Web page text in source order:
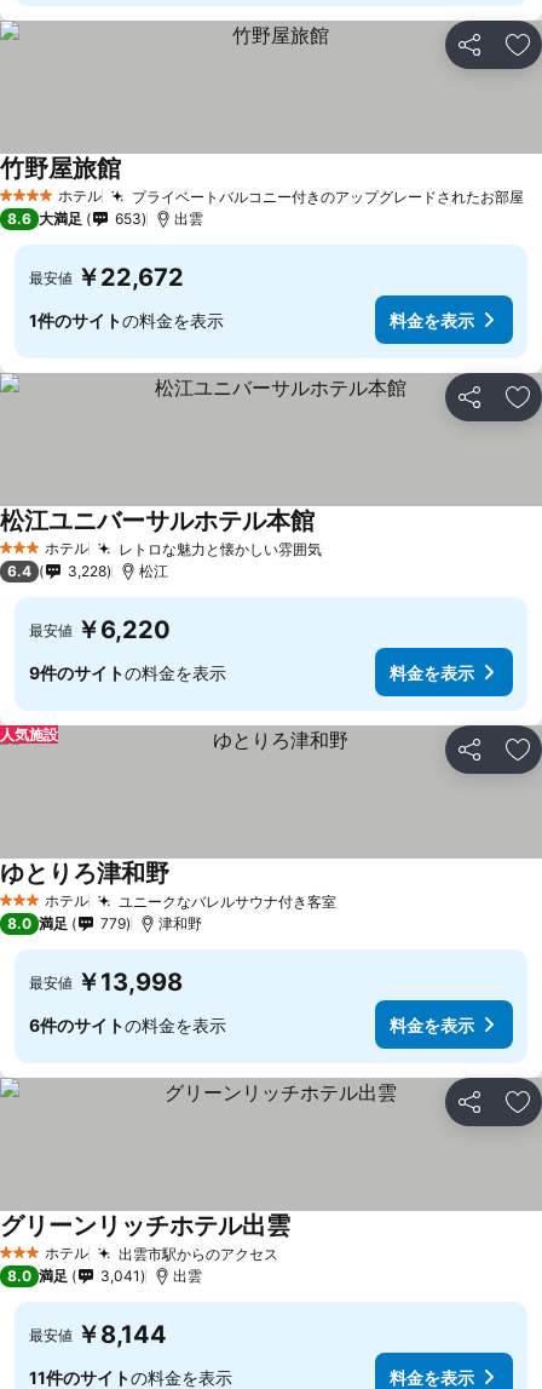
シェア お
4 ホテルのランク
ホテル プライベートバルコニー付きのアップグレードされたお部屋
竹野屋旅館
8.6 大満足 653 出雲
最安値 ￥22,672
1件のサイトの料金を表示 料金を表示
シェア お
3 ホテルのランク
ホテル レトロな魅力と懐かしい雰囲気
松江ユニバーサルホテル本館
6.4 3,228 松江
最安値 ￥6,220
9件のサイトの料金を表示 料金を表示
シェア お
人気施設
3 ホテルのランク
ホテル ユニークなバレルサウナ付き客室
ゆとりろ津和野
8.0 満足 779 津和野
最安値 ￥13,998
6件のサイトの料金を表示 料金を表示
シェア お
3 ホテルのランク
ホテル 出雲市駅からのアクセス
グリーンリッチホテル出雲
8.0 満足 3,041 出雲
最安値 ￥8,144
11件のサイトの料金を表示 料金を表示